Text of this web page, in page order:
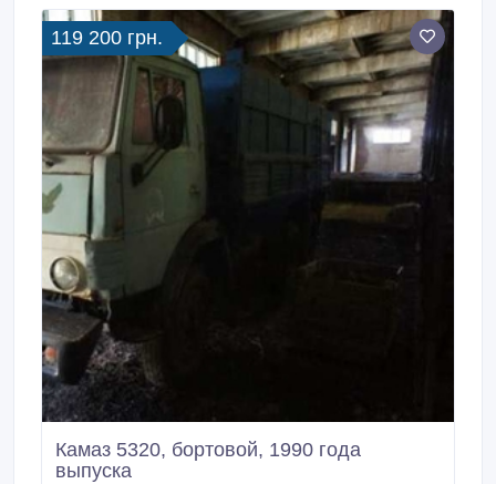
119 200 грн.
Камаз 5320, бортовой, 1990 года
выпуска